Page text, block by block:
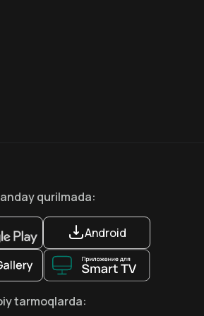
qurilmada:
Android
tarmoqlarda: